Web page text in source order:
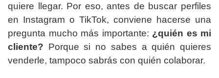
quiere llegar. Por eso, antes de buscar perfiles
en Instagram o TikTok, conviene hacerse una
pregunta mucho más importante: ¿quién es mi
cliente? Porque si no sabes a quién quieres
venderle, tampoco sabrás con quién colaborar.